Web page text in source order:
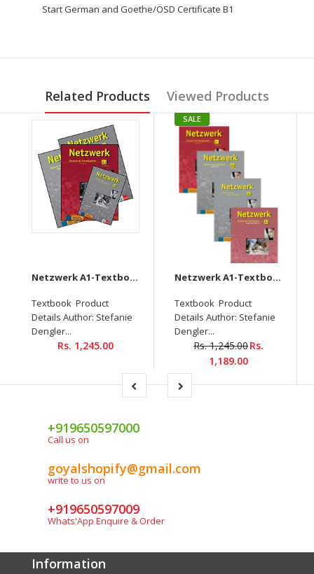
Start German and Goethe/ÖSD Certificate B1
Related Products Viewed Products
Netzwerk A1-Textbook+Workbook+Glossar+Intensivtrainer + Downloadable audio CD
Textbook Product
Details Author: Stefanie
Dengler...
Rs. 1,245.00
SALE
Netzwerk A1-Textbook+Workbook+Glossar+Testheft+Audios Downloadable (Set of 4 books)
Textbook Product
Details Author: Stefanie
Dengler...
Rs. 1,245.00Rs.
1,189.00
+919650597000
Call us on
goyalshopify@gmail.com
write to us on
+919650597009
Whats'App Enquire & Order
Information